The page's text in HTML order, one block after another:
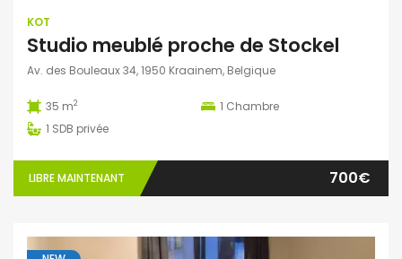
KOT
Studio meublé proche de Stockel
Av. des Bouleaux 34, 1950 Kraainem, Belgique
35 m2 1 Chambre
1 SDB privée
LIBRE MAINTENANT 700€